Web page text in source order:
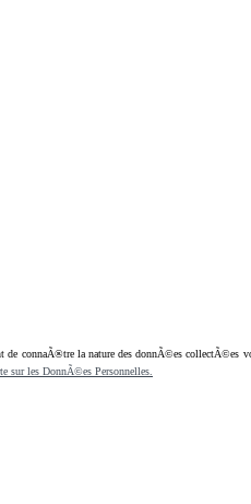
la nature des donnÃ©es collectÃ©es
sur les DonnÃ©es Personnelles.